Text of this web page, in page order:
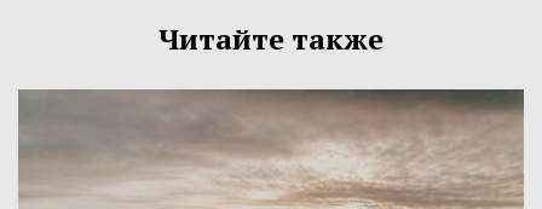
Читайте также